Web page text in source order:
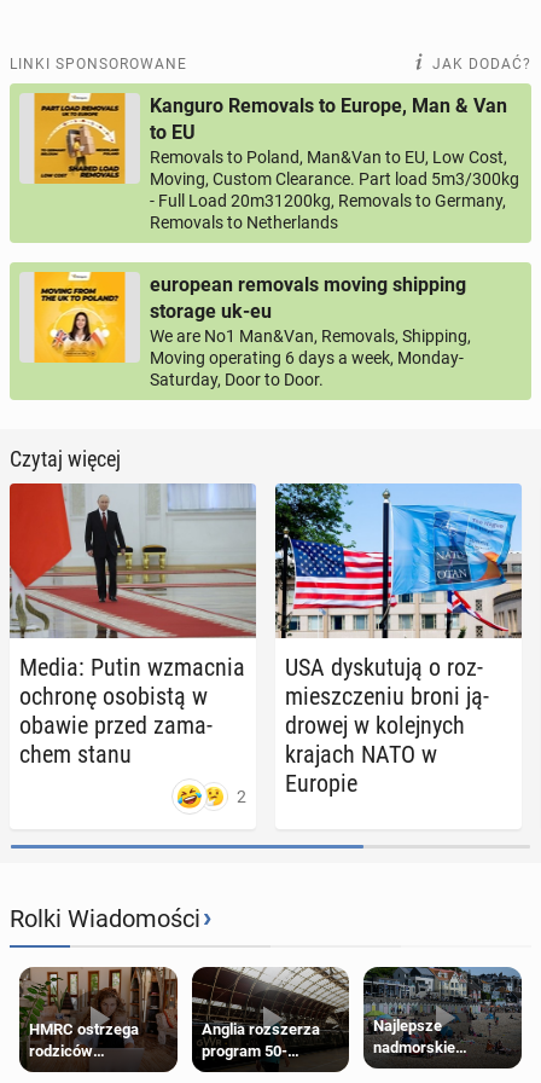
LINKI SPONSOROWANE JAK DODAĆ?
Kanguro Removals to Europe, Man & Van
to EU
Removals to Poland, Man&Van to EU, Low Cost,
Moving, Custom Clearance. Part load 5m3/300kg
- Full Load 20m31200kg, Removals to Germany,
Removals to Netherlands
european removals moving shipping
storage uk-eu
We are No1 Man&Van, Removals, Shipping,
Moving operating 6 days a week, Monday-
Saturday, Door to Door.
Czytaj więcej
Media: Putin wzmac­nia
ochronę oso­bi­stą w
obawie przed za­ma­
chem stanu
2
USA dys­ku­tu­ją o roz­
miesz­cze­niu broni ją­
dro­wej w ko­lej­nych
krajach NATO w
Europie
Rolki Wiadomości›
HMRC ostrzega
rodziców
pobierających Child
Anglia rozszerza
program 50-
procentowych
Najlepsze
nadmorskie
miasteczko blisko